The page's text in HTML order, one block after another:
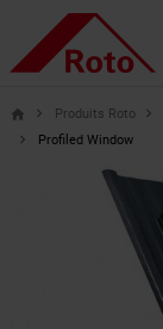
home Produits Roto
Profiled Window